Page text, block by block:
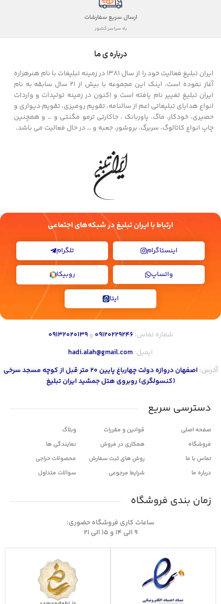
ارسال سریع سفارشات
به سراسر کشور
درباره ی ما
ایران تبلیغ فعالیت خود را از سال ۱۳۸۱ در زمینه تبلیغات با نام هنرهزاره
آغاز نموده است، اینک این مجموعه با بیش از ۲۱ سال سابقه به نام
ایران تبلیغ تغییر نام یافته است و اکنون در زمینه تولیدات و واردات
انواع هدایای تبلیغاتی اعم از سالنامه، تقویم رومیزی، تقویم دیواری و
حصیری، خودکار، ماگ، پاوربانک ، جاکارتی ترمو مگنتی و … و همچنین
چاپ انواع کاتالوگ، سربرگ، بروشور، جعبه و … در حال فعالیت می باشد.
ارتباط با ایران تبلیغ در شبکه‌های اجتماعی
اینستاگرام تلگرام
واتساپ روبیکا
ایتا
شماره تماس:۰۹۱۲۰۲۲۹۲۴۶ و۰۹۱۳۲۰۲۰۱۳۹
ایمیل:hadi.alah@gmail.com
آدرس:
اصفهان دروازه دولت چهارباغ پایین ۲۰ متر قبل از کوچه مسجد سرخی
(کنسولگری) روبروی هتل جمشید ایران تبلیغ
دسترسی سریع
صفحه اصلی
فروشگاه
تماس با ما
درباره ما
قوانین و مقررات
همکاری در فروش
روش های ثبت سفارش
شرایط مرجوعی
وبلاگ
نمایندگی ها
محصولات حراجی
سوالات متداول
زمان بندی فروشگاه
ساعات کاری فروشگاه حضوری:
۹ الی ۱۴ و ۱۵ الی ۲۱